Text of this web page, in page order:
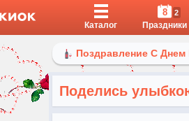
Каталог
8 2
Праздники
Поздравление С
Поделись